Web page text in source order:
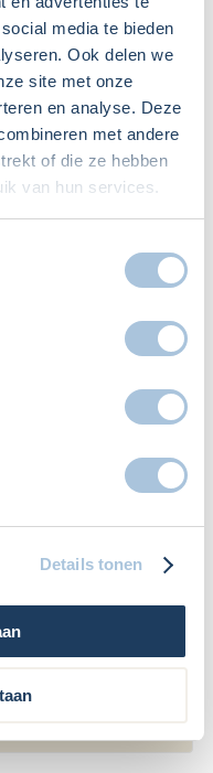
media te bieden
Ook delen we
site met onze
en analyse. Deze
met andere
of die ze hebben
van hun services.
Details tonen
eventuele vragen.
veel ervaring met
saneringen en de
de risico’s kun
We zijn te bereiken
Vereiste velden zijn